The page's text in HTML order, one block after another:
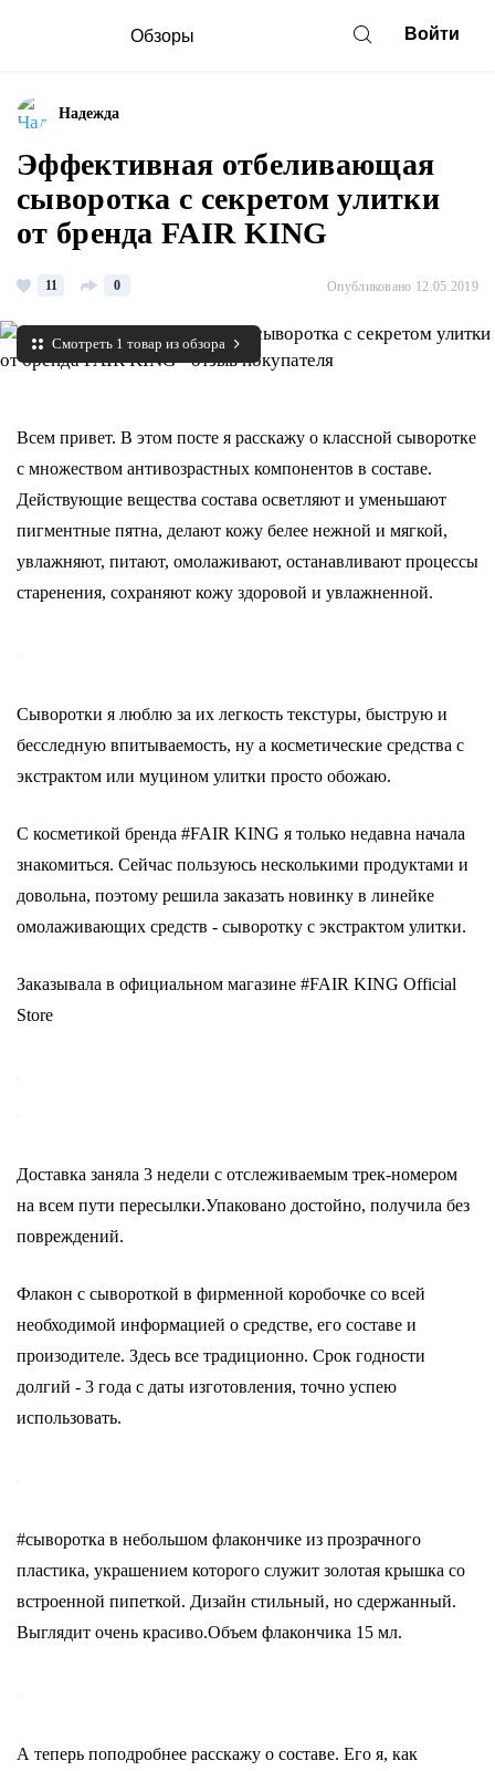
Обзоры Войти
Надежда
Эффективная отбеливающая
сыворотка с секретом улитки
от бренда FAIR KING
11 0 Опубликовано 12.05.2019
Смотреть 1 товар из обзора
Всем привет. В этом посте я расскажу о классной сыворотке
с множеством антивозрастных компонентов в составе.
Действующие вещества состава осветляют и уменьшают
пигментные пятна, делают кожу белее нежной и мягкой,
увлажняют, питают, омолаживают, останавливают процессы
старенения, сохраняют кожу здоровой и увлажненной.
Сыворотки я люблю за их легкость текстуры, быструю и
бесследную впитываемость, ну а косметические средства с
экстрактом или муцином улитки просто обожаю.
С косметикой бренда #FAIR KING я только недавна начала
знакомиться. Сейчас пользуюсь несколькими продуктами и
довольна, поэтому решила заказать новинку в линейке
омолаживающих средств - сыворотку с экстрактом улитки.
Заказывала в официальном магазине #FAIR KING Official
Store
Доставка заняла 3 недели с отслеживаемым трек-номером
на всем пути пересылки.Упаковано достойно, получила без
повреждений.
Флакон с сывороткой в фирменной коробочке со всей
необходимой информацией о средстве, его составе и
произодителе. Здесь все традиционно. Срок годности
долгий - 3 года с даты изготовления, точно успею
использовать.
#сыворотка в небольшом флакончике из прозрачного
пластика, украшением которого служит золотая крышка со
встроенной пипеткой. Дизайн стильный, но сдержанный.
Выглядит очень красиво.Объем флакончика 15 мл.
А теперь поподробнее расскажу о составе. Его я, как